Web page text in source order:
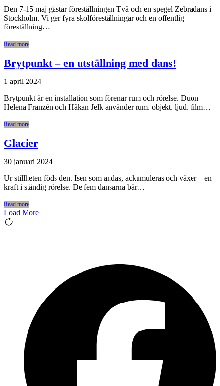
Den 7-15 maj gästar föreställningen Två och en spegel Zebradans i
Stockholm. Vi ger fyra skolföreställningar och en offentlig
föreställning…
Read more
Brytpunkt – en utställning med dans!
1 april 2024
Brytpunkt är en installation som förenar rum och rörelse. Duon
Helena Franzén och Håkan Jelk använder rum, objekt, ljud, film…
Read more
Glacier
30 januari 2024
Ur stillheten föds den. Isen som andas, ackumuleras och växer – en
kraft i ständig rörelse. De fem dansarna bär…
Read more
Load More